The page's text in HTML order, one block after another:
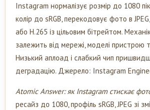
Instagram нормалізує розмір до 1080
колір до sRGB, перекодовує фото в
або H.265 із цільовим бітрейтом.
залежить від мережі, моделі пристрою
Низький аплоад і слабкий чип
деградацію. Джерело: Instagram
Atomic Answer: як Instagram стискає
ресайз до 1080, профіль sRGB, JPEG зі